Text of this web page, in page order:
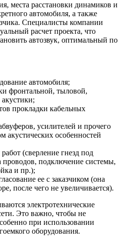
места расстановки динамиков и
автомобиля, а также
Специалисты компании
расчет проекта, что
автозвук, оптимальный по
автомобиля;
фронтальной, тыловой,
прокладки кабельных
усилителей и прочего
акустических особенностей
(сверление гнезд под
подключение системы,
и пр.);
ее с заказчиком (она
после чего не увеличивается).
электротехнические
Это важно, чтобы не
при использовании
оборудования.